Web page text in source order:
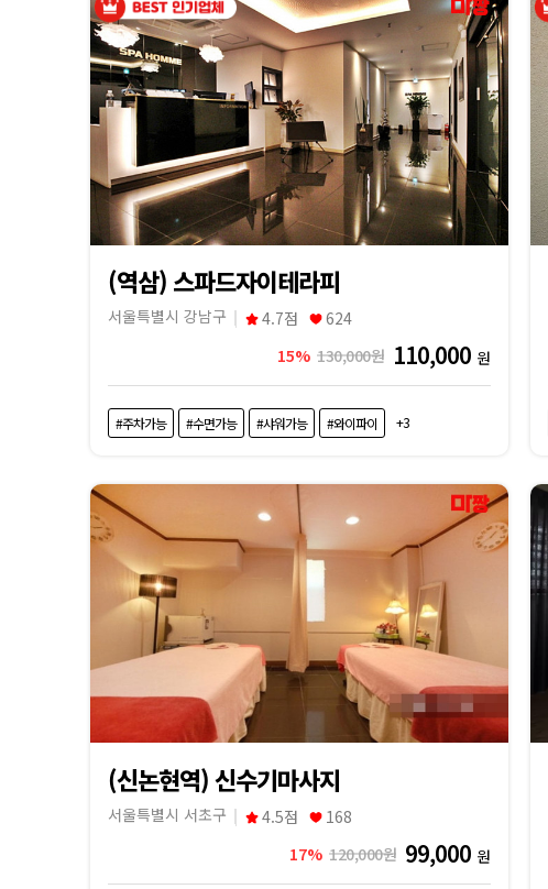
(역삼) 스파드자이테라피
서울특별시 강남구 4.7점
624
15% 130,000원 110,000 원
#주차가능 #수면가능 #샤워가능 #와이파이 +3
(신논현역) 신수기마사지
서울특별시 서초구 4.5점
168
17% 120,000원 99,000 원